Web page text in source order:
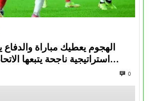
الهجوم يعطيك مباراة
استراتيجية ناجحة يتبعها
0